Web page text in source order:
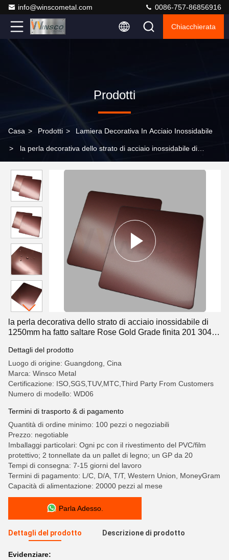
info@winscometal.com 0086-757-86856916
Chiacchierata
Prodotti
Casa > Prodotti > Lamiera Decorativa In Acciaio Inossidabile
> la perla decorativa dello strato di acciaio inossidabile di
la perla decorativa dello strato di acciaio inossidabile di
1250mm ha fatto saltare Rose Gold Grade finita 201 304
Dettagli del prodotto
Luogo di origine: Guangdong, Cina
Marca: Winsco Metal
Certificazione: ISO,SGS,TUV,MTC,Third Party From Customers
Numero di modello: WD06
Termini di trasporto & di pagamento
Quantità di ordine minimo: 100 pezzi o negoziabili
Prezzo: negotiable
Imballaggi particolari: Ogni pc con il rivestimento del PVC/film
protettivo; 2 tonnellate da un pallet di legno; un GP da 20
Tempi di consegna: 7-15 giorni del lavoro
Termini di pagamento: L/C, D/A, T/T, Western Union, MoneyGram
Capacità di alimentazione: 20000 pezzi al mese
Parla Adesso.
Dettagli del prodotto Descrizione di prodotto
Evidenziare: